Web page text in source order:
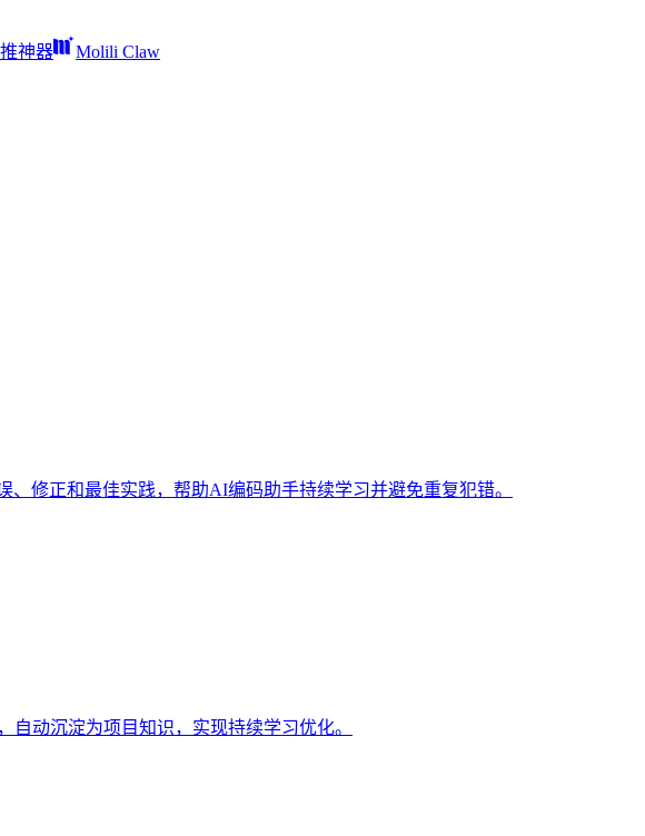
神器 Molili Claw
修正和最佳实践，帮助AI编码助手持续学习并避免重复犯错。
动沉淀为项目知识，实现持续学习优化。